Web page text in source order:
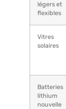
légers et
flexibles
Vitres
solaires
Batteries
lithium
nouvelle